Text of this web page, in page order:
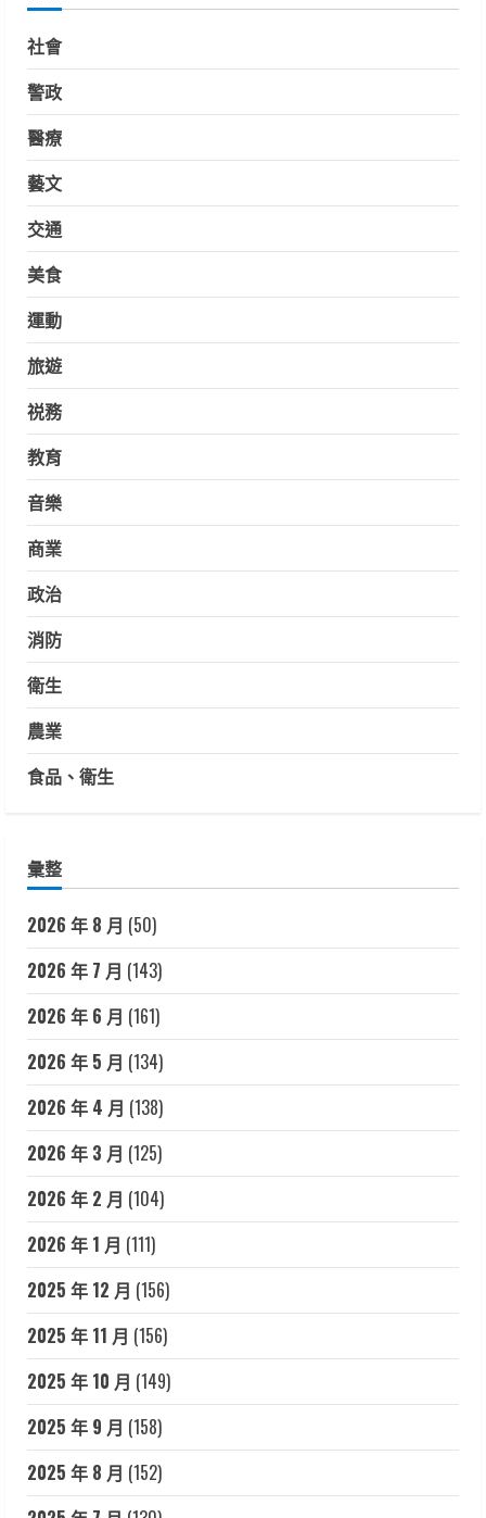
社會
警政
醫療
藝文
交通
美食
運動
旅遊
祱務
教育
音樂
商業
政治
消防
衛生
農業
食品、衛生
彙整
2026 年 8 月 (50)
2026 年 7 月 (143)
2026 年 6 月 (161)
2026 年 5 月 (134)
2026 年 4 月 (138)
2026 年 3 月 (125)
2026 年 2 月 (104)
2026 年 1 月 (111)
2025 年 12 月 (156)
2025 年 11 月 (156)
2025 年 10 月 (149)
2025 年 9 月 (158)
2025 年 8 月 (152)